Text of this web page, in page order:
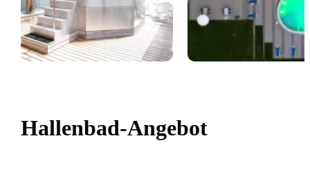
Hallenbad-Angebot